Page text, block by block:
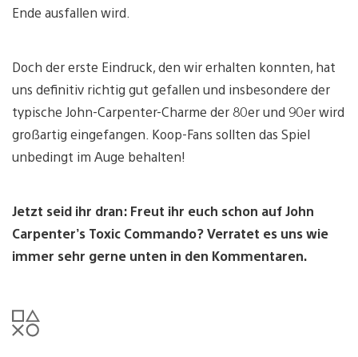
Ende ausfallen wird.
Doch der erste Eindruck, den wir erhalten konnten, hat
uns definitiv richtig gut gefallen und insbesondere der
typische John-Carpenter-Charme der 80er und 90er wird
großartig eingefangen. Koop-Fans sollten das Spiel
unbedingt im Auge behalten!
Jetzt seid ihr dran: Freut ihr euch schon auf John
Carpenter’s Toxic Commando? Verratet es uns wie
immer sehr gerne unten in den Kommentaren.